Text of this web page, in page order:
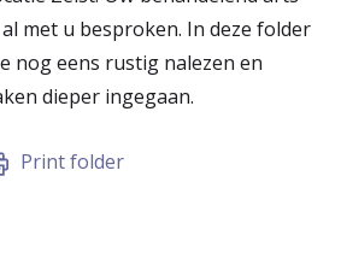
met u besproken. In deze folder
nog eens rustig nalezen en
dieper ingegaan.
Print folder